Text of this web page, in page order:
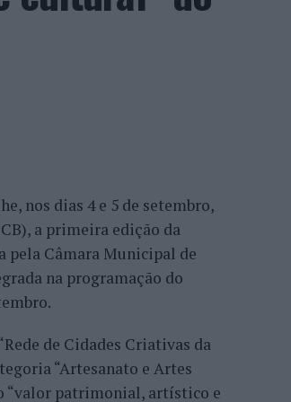
as melhores campanhas da
dos resultados mais
Botic van de Zandschulp,
pelo italiano Luciano
iniciou a participação
encontro disputado em três
inaugural. Rocha foi
nos dias 4 e 5 de setembro,
a primeira edição da
pela Câmara Municipal de
na programação do
de Cidades Criativas da
“Artesanato e Artes
“valor patrimonial, artístico e